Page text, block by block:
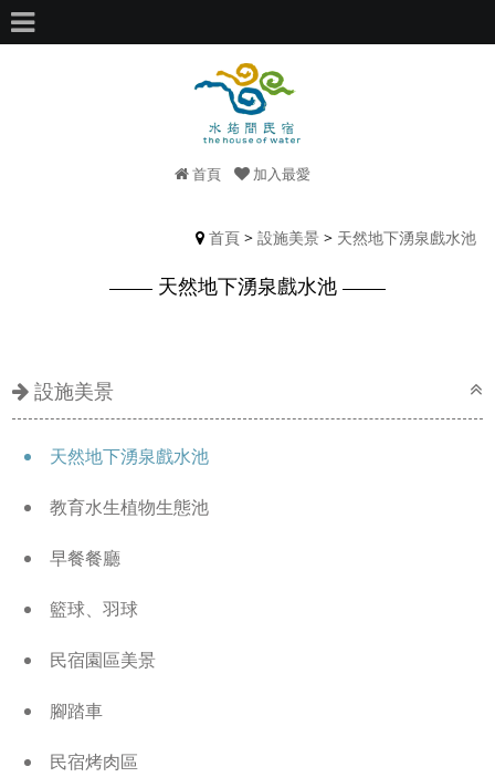
首頁 加入最愛
首頁> 設施美景> 天然地下湧泉戲水池
天然地下湧泉戲水池
設施美景
天然地下湧泉戲水池
教育水生植物生態池
早餐餐廳
籃球、羽球
民宿園區美景
腳踏車
民宿烤肉區